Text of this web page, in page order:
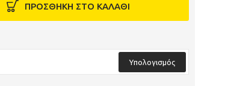
ΠΡΟΣΘΗΚΗ ΣΤΟ ΚΑΛΑΘΙ
Υπολογισμός